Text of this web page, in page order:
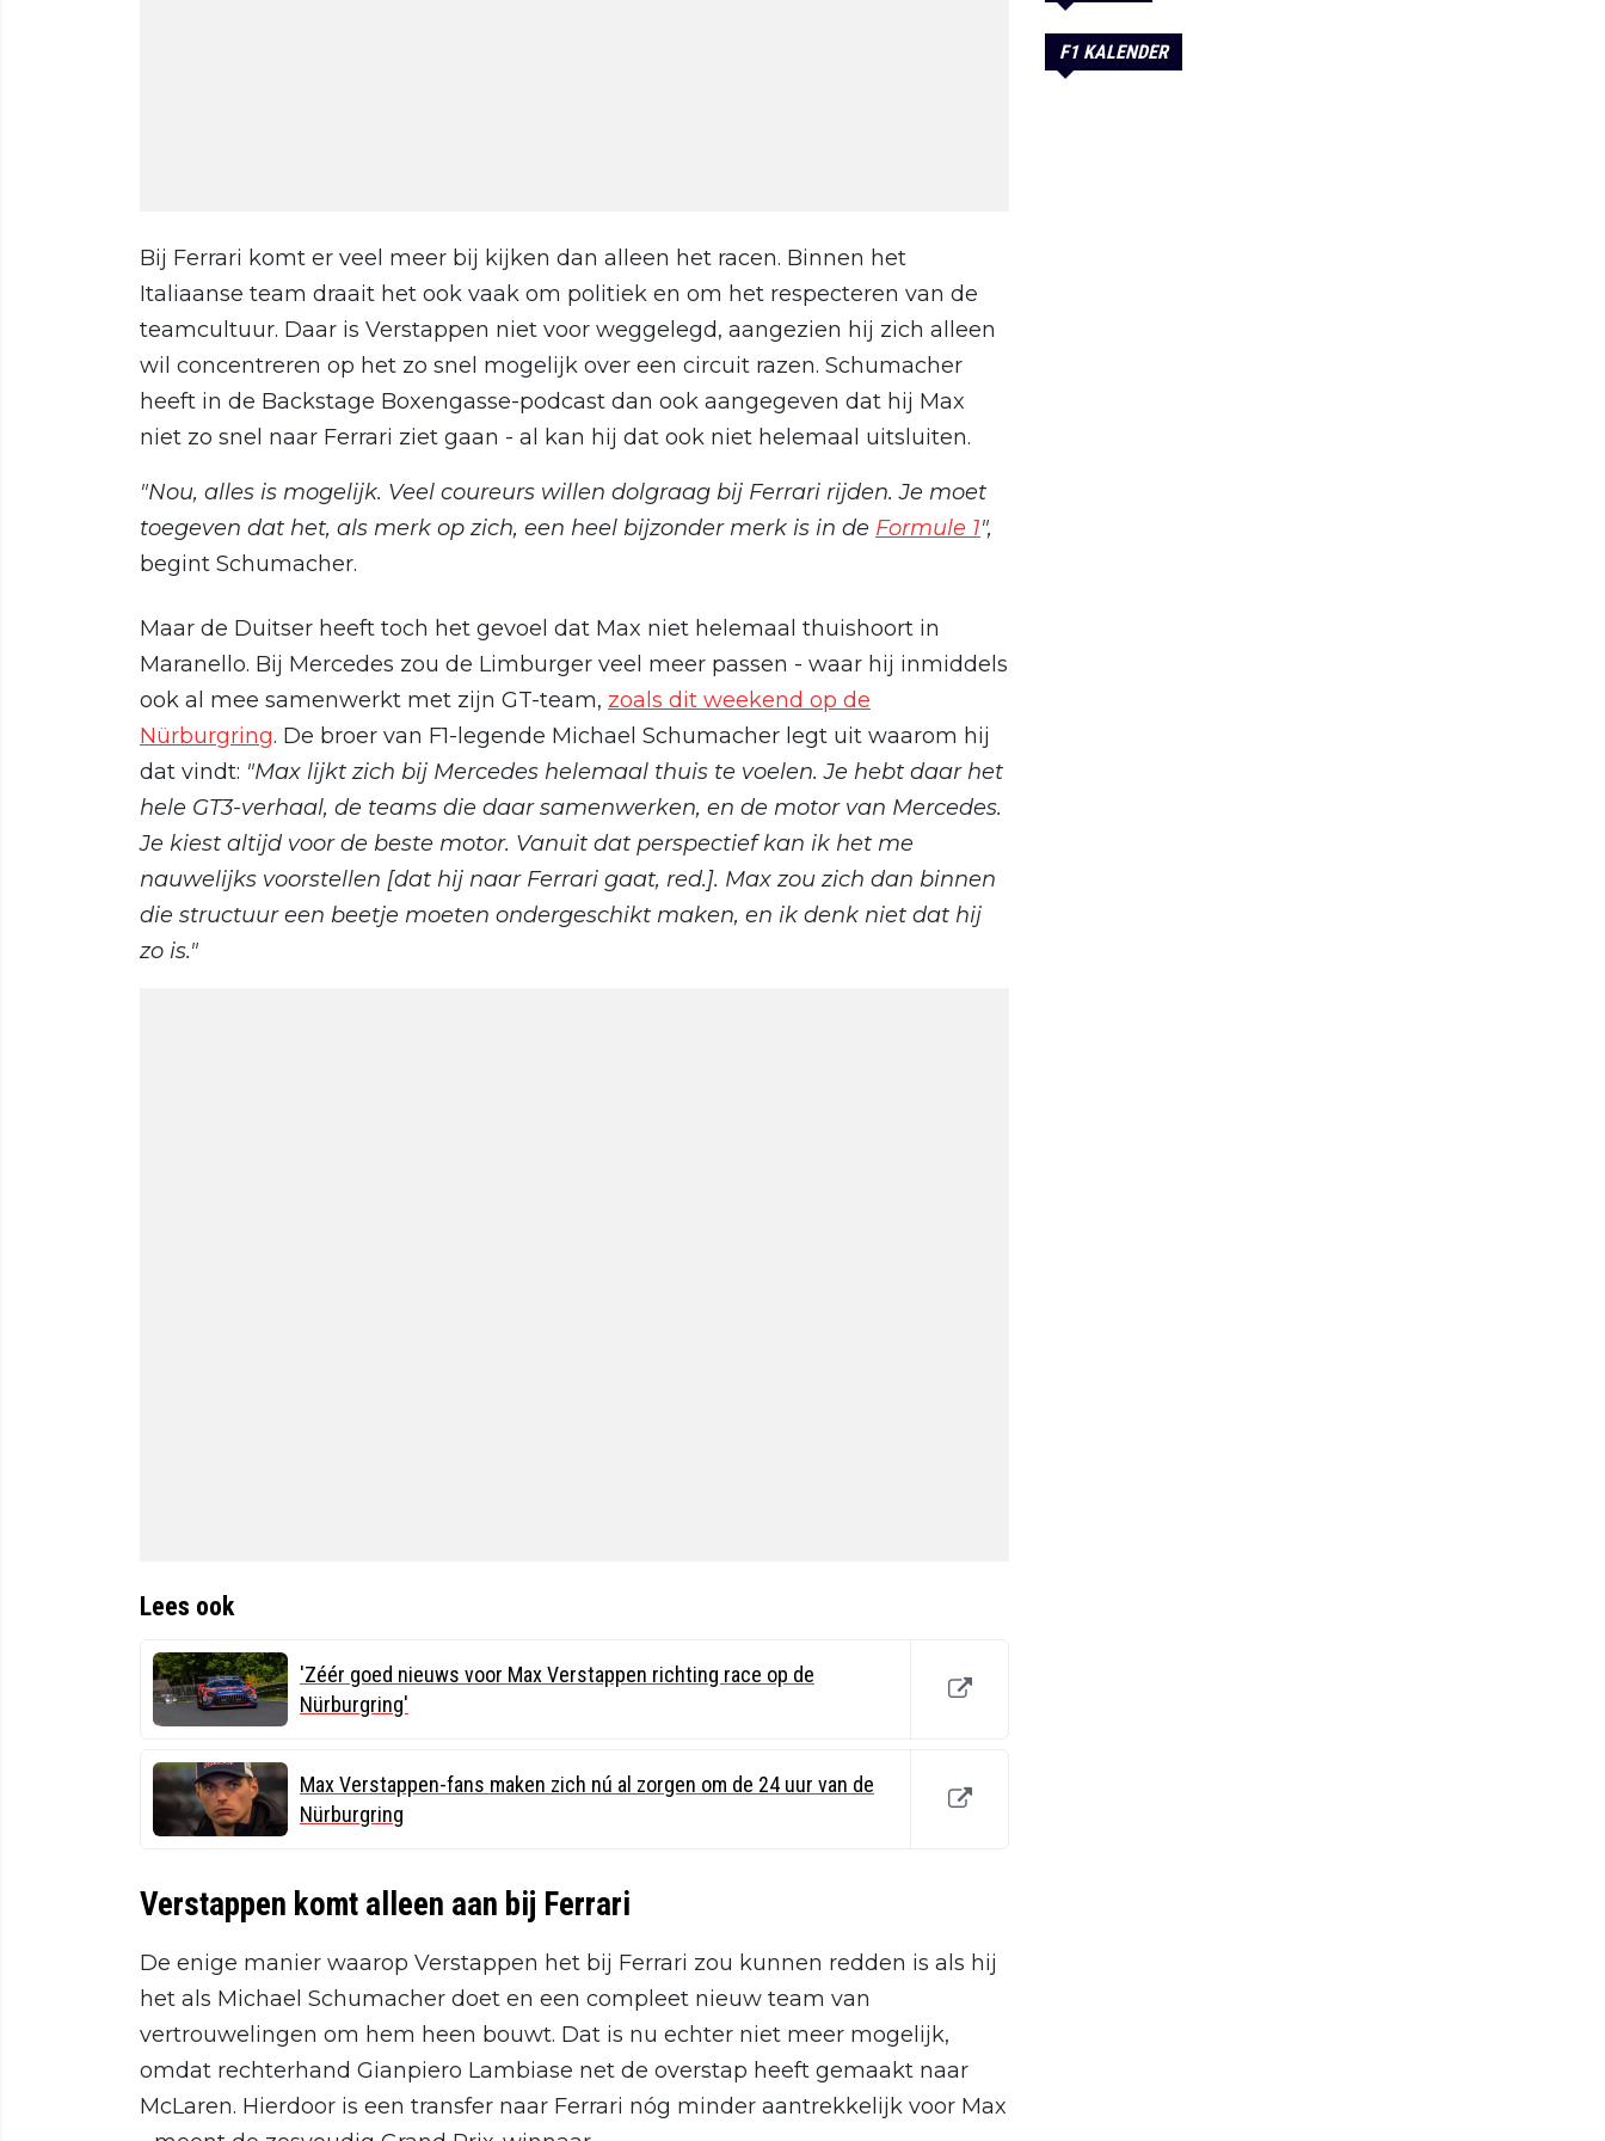
Bij Ferrari komt er veel meer bij kijken dan alleen het racen. Binnen het
Italiaanse team draait het ook vaak om politiek en om het respecteren van de
teamcultuur. Daar is Verstappen niet voor weggelegd, aangezien hij zich alleen
wil concentreren op het zo snel mogelijk over een circuit razen. Schumacher
heeft in de Backstage Boxengasse-podcast dan ook aangegeven dat hij Max
niet zo snel naar Ferrari ziet gaan - al kan hij dat ook niet helemaal uitsluiten.
"Nou, alles is mogelijk. Veel coureurs willen dolgraag bij Ferrari rijden. Je moet
toegeven dat het, als merk op zich, een heel bijzonder merk is in de Formule 1",
begint Schumacher.
Maar de Duitser heeft toch het gevoel dat Max niet helemaal thuishoort in
Maranello. Bij Mercedes zou de Limburger veel meer passen - waar hij inmiddels
ook al mee samenwerkt met zijn GT-team, zoals dit weekend op de
Nürburgring. De broer van F1-legende Michael Schumacher legt uit waarom hij
dat vindt: "Max lijkt zich bij Mercedes helemaal thuis te voelen. Je hebt daar het
hele GT3-verhaal, de teams die daar samenwerken, en de motor van Mercedes.
Je kiest altijd voor de beste motor. Vanuit dat perspectief kan ik het me
nauwelijks voorstellen [dat hij naar Ferrari gaat, red.]. Max zou zich dan binnen
die structuur een beetje moeten ondergeschikt maken, en ik denk niet dat hij
zo is."
Lees ook
'Zéér goed nieuws voor Max Verstappen richting race op de
Nürburgring'
Max Verstappen-fans maken zich nú al zorgen om de 24 uur van de
Nürburgring
Verstappen komt alleen aan bij Ferrari
De enige manier waarop Verstappen het bij Ferrari zou kunnen redden is als hij
het als Michael Schumacher doet en een compleet nieuw team van
vertrouwelingen om hem heen bouwt. Dat is nu echter niet meer mogelijk,
omdat rechterhand Gianpiero Lambiase net de overstap heeft gemaakt naar
McLaren. Hierdoor is een transfer naar Ferrari nóg minder aantrekkelijk voor Max
F1 KALENDER